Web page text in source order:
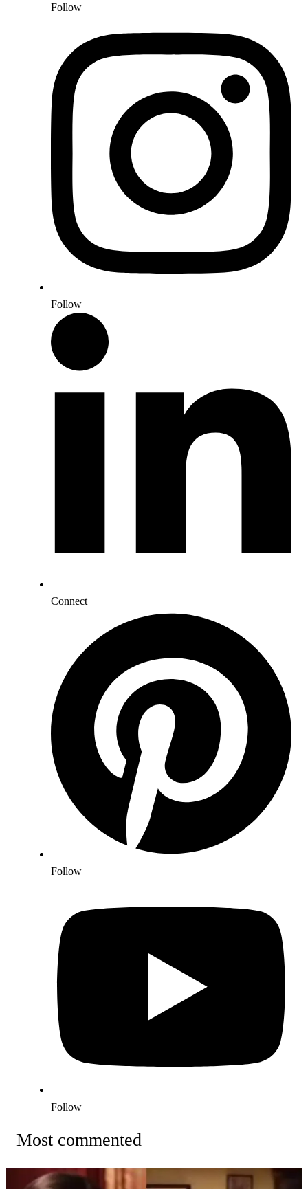
Follow
Follow
Connect
Follow
Follow
Most commented